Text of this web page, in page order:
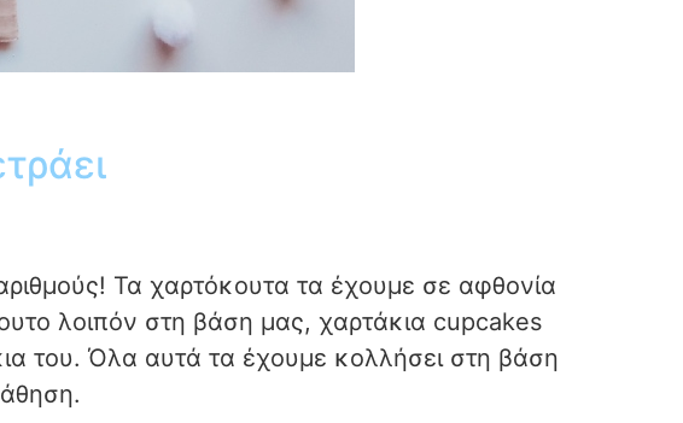
Τα χαρτόκουτα τα έχουμε σε αφθονία
λοιπόν στη βάση μας, χαρτάκια cupcakes
του. Όλα αυτά τα έχουμε κολλήσει στη βάση